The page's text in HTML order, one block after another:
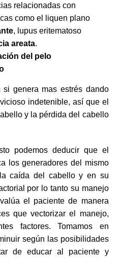
relacionadas con
como el liquen plano
, lupus eritematoso
areata.
del pelo
genera mas estrés dando
indetenible, así que el
y la pérdida del cabello
podemos deducir que el
los generadores del mismo
caída del cabello y en su
por lo tanto su manejo
el paciente de manera
que vectorizar el manejo,
factores. Tomamos en
según las posibilidades
de educar al paciente y